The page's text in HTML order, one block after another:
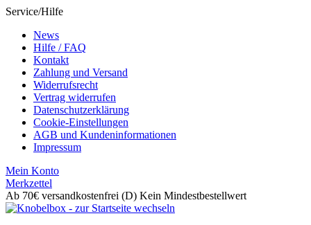
Service/Hilfe
News
Hilfe / FAQ
Kontakt
Zahlung und Versand
Widerrufsrecht
Vertrag widerrufen
Datenschutzerklärung
Cookie-Einstellungen
AGB und Kundeninformationen
Impressum
Mein Konto
Merkzettel
Ab 70€ versandkostenfrei (D) Kein Mindestbestellwert